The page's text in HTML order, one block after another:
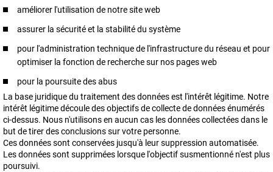
améliorer l'utilisation de notre site web
assurer la sécurité et la stabilité du système
pour l'administration technique de l'infrastructure du réseau et pour
optimiser la fonction de recherche sur nos pages web
pour la poursuite des abus
La base juridique du traitement des données est l'intérêt légitime. Notre
intérêt légitime découle des objectifs de collecte de données énumérés
ci-dessus. Nous n'utilisons en aucun cas les données collectées dans le
but de tirer des conclusions sur votre personne.
Ces données sont conservées jusqu'à leur suppression automatisée.
Les données sont supprimées lorsque l'objectif susmentionné n'est plus
poursuivi.